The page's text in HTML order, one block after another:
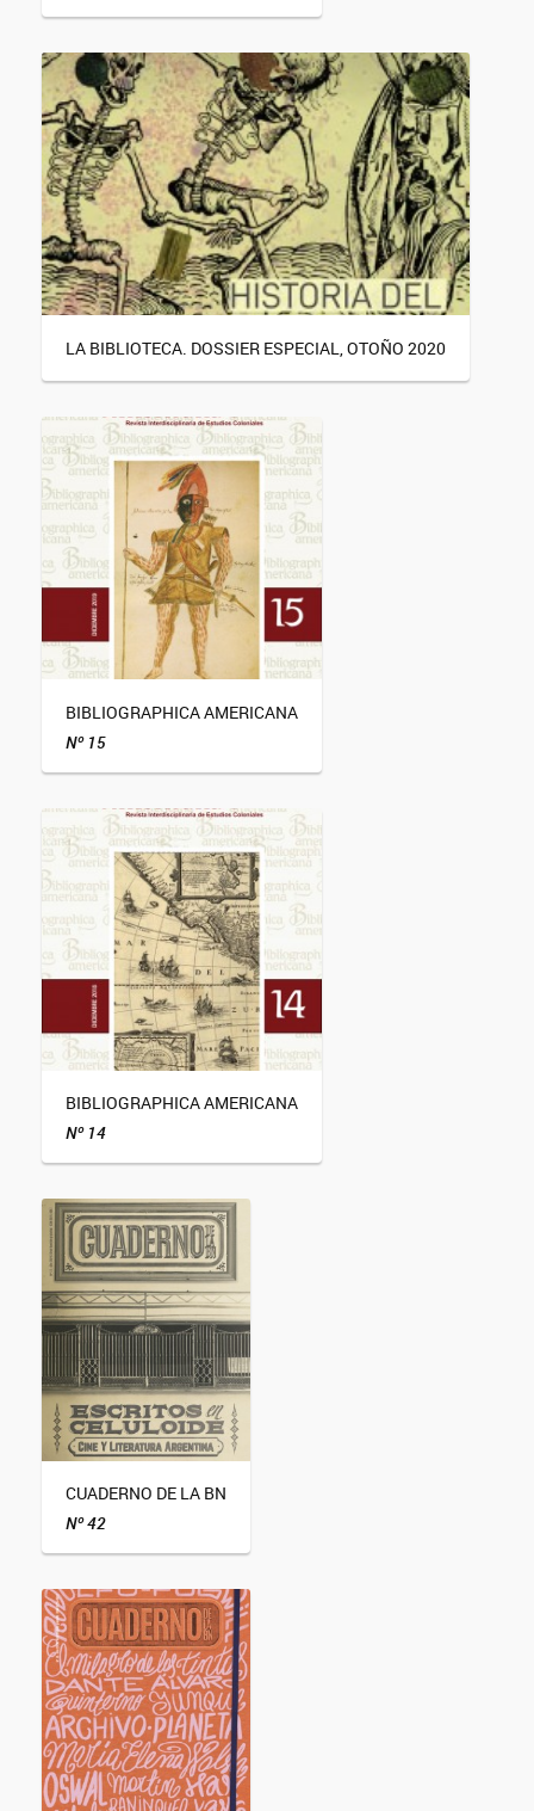
LA BIBLIOTECA. DOSSIER ESPECIAL, OTOÑO 2020
BIBLIOGRAPHICA AMERICANA
Nº 15
BIBLIOGRAPHICA AMERICANA
Nº 14
CUADERNO DE LA BN
Nº 42